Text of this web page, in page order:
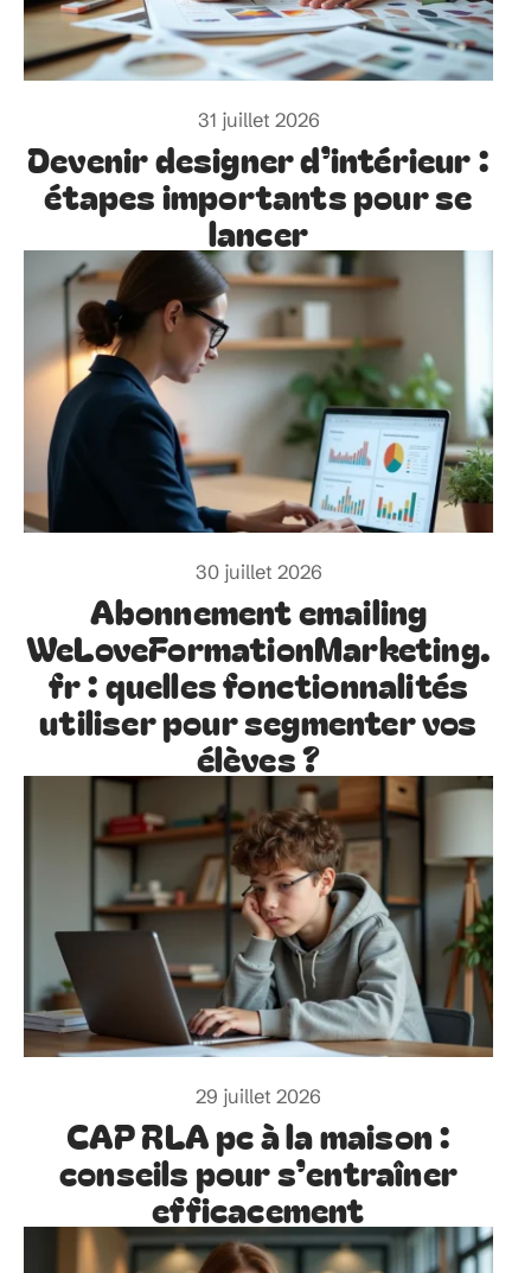
31 juillet 2026
Devenir designer d’intérieur :
étapes importants pour se
lancer
30 juillet 2026
Abonnement emailing
WeLoveFormationMarketing.
fr : quelles fonctionnalités
utiliser pour segmenter vos
élèves ?
29 juillet 2026
CAP RLA pc à la maison :
conseils pour s’entraîner
efficacement